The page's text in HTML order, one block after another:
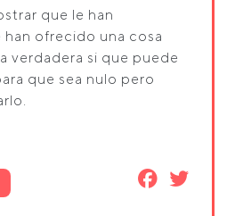
que le han
han ofrecido una cosa
verdadera si que puede
que sea nulo pero